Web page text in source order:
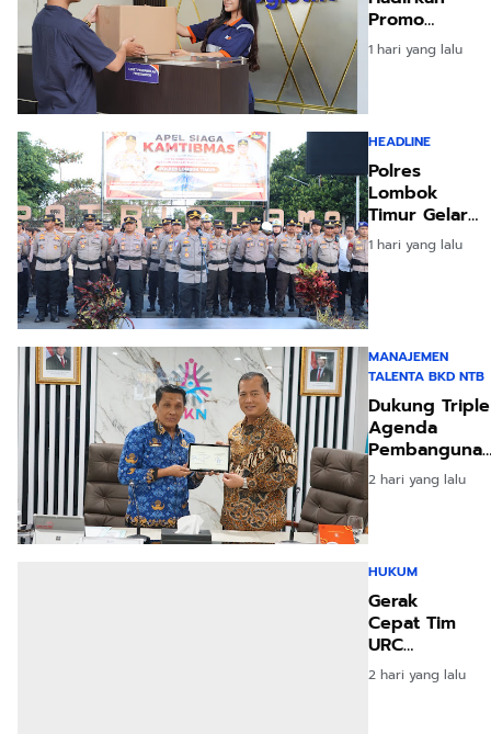
Promo
“Merdeka
Ongkir”
1 hari yang lalu
HEADLINE
Polres
Lombok
Timur Gelar
Apel Siaga
Kamtibmas,
HUT Ke-81 RI
dan
Kapolri
1 hari yang lalu
MANAJEMEN
TALENTA BKD NTB
Dukung Triple
Agenda
Pemprov NTB
Mantapkan
2 hari yang lalu
HUKUM
Gerak
Cepat Tim
URC
Polresta
Mataram
2 hari yang lalu